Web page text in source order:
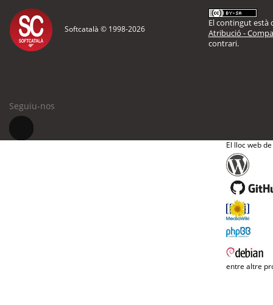
Softcatalà © 1998-2026
El contingut està
Atribució -
contrari.
Seguiu-nos
El lloc web
entre altre